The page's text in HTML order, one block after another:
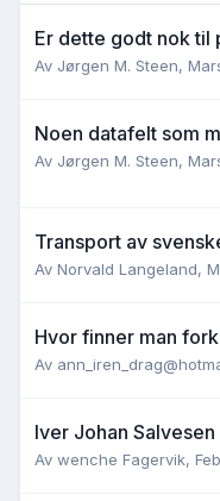
Er dette godt nok til
Av Jørgen M. Steen,
Noen datafelt som
Av Jørgen M. Steen,
Transport av
Av Norvald Langeland,
Hvor finner man
Av
Iver Johan Salvesen
Av wenche Fagervik,